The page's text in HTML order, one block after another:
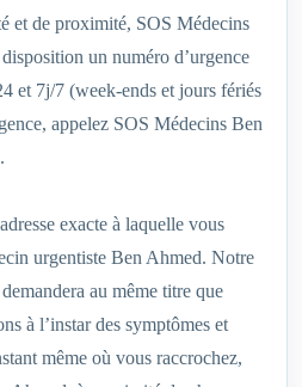
et de proximité, SOS Médecins
un numéro d’urgence
et 7j/7 (week-ends et jours fériés
appelez SOS Médecins Ben
exacte à laquelle vous
urgentiste Ben Ahmed. Notre
au même titre que
à l’instar des symptômes et
même où vous raccrochez,